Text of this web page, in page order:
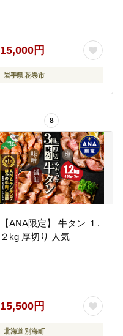
15,000円
岩手県 花巻市
8
【ANA限定】 牛タン １.
２kg 厚切り 人気
15,500円
北海道 別海町